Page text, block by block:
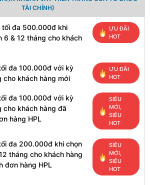
TÀI CHÍNH)
tối đa 500.000đ khi
6 & 12 tháng cho khách
ƯU ĐÃI
HOT
đa 100.000đ với kỳ
cho khách hàng mới
ƯU ĐÃI
HOT
đa 100.000đ với kỳ
cho khách hàng đã
hàng HPL
SIÊU
MỚI,
SIÊU
HOT
đa 200.000đ khi chọn
tháng cho khách hàng
đơn hàng HPL
SIÊU
MỚI,
SIÊU
HOT